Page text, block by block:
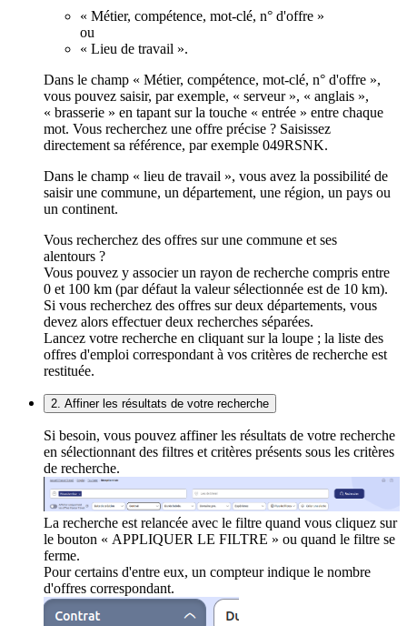
« Métier, compétence, mot-clé, n° d'offre »
ou
« Lieu de travail ».
Dans le champ « Métier, compétence, mot-clé, n° d'offre »,
vous pouvez saisir, par exemple, « serveur », « anglais »,
« brasserie » en tapant sur la touche « entrée » entre chaque
mot. Vous recherchez une offre précise ? Saisissez
directement sa référence, par exemple 049RSNK.
Dans le champ « lieu de travail », vous avez la possibilité de
saisir une commune, un département, une région, un pays ou
un continent.
Vous recherchez des offres sur une commune et ses
alentours ?
Vous pouvez y associer un rayon de recherche compris entre
0 et 100 km (par défaut la valeur sélectionnée est de 10 km).
Si vous recherchez des offres sur deux départements, vous
devez alors effectuer deux recherches séparées.
Lancez votre recherche en cliquant sur la loupe ; la liste des
offres d'emploi correspondant à vos critères de recherche est
restituée.
2. Affiner les résultats de votre recherche
Si besoin, vous pouvez affiner les résultats de votre recherche
en sélectionnant des filtres et critères présents sous les critères
de recherche.
La recherche est relancée avec le filtre quand vous cliquez sur
le bouton « APPLIQUER LE FILTRE » ou quand le filtre se
ferme.
Pour certains d'entre eux, un compteur indique le nombre
d'offres correspondant.